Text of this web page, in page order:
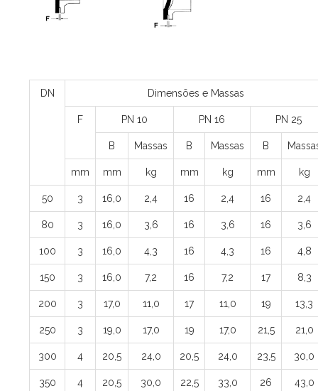
DN Dimensões e Massas
F PN 10 PN 16 PN 25
B Massas B Massas B
mm mm kg mm kg mm kg
50 3 16,0 2,4 16 2,4 16 2,4
80 3 16,0 3,6 16 3,6 16 3,6
100 3 16,0 4,3 16 4,3 16 4,8
150 3 16,0 7,2 16 7,2 17 8,3
200 3 17,0 11,0 17 11,0 19 13,3
250 3 19,0 17,0 19 17,0 21,5 21,0
300 4 20,5 24,0 20,5 24,0 23,5 30,0
350 4 20,5 30,0 22,5 33,0 26 43,0